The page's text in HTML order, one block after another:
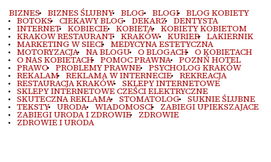
BIZNES BIZNES ŚLUBNY BLOG BLOGI BLOG KOBIETY
BOTOKS CIEKAWY BLOG DEKARZ DENTYSTA
INTERNET KOBIECIE KOBIETA KOBIETY KOBIETOM
KRAKOW RESTAURANT KRAKÓW KURIER LAKIERNIK
MARKETING W SIECI MEDYCYNA ESTETYCZNA
MOTORYZACJA NA BLOGU O BLOGACH O KOBIETACH
O NAS KOBIETACH POMOC PRAWNA POZNŃ HOTEL
PRAWO PROBLEMY PRAWNE PSYCHOLOG KRAKÓW
REKALAM REKLAMA W INTERNECIE REKREACJA
RESTAURACJA KRAKÓW SKLEPY INTERNETOWE
SKLEPY INTERNETOWE CZEŚCI ELEKTRYCZNE
SKUTECZNA REKLAMA STOMATOLOG SUKNIE ŚLUBNE
TEKSTY URODA WIADOMOSCI ZABIEGI UPIEKSZAJACE
ZABIEGI URODA I ZDROWIE ZDROWIE
ZDROWIE I URODA